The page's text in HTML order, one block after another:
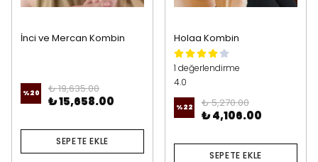
İnci ve Mercan Kombin
%20 ₺ 19,635.00
₺ 15,658.00
SEPETE EKLE
Holaa Kombin
1 değerlendirme
4.0
%22 ₺ 5,270.00
₺ 4,106.00
SEPETE EKLE